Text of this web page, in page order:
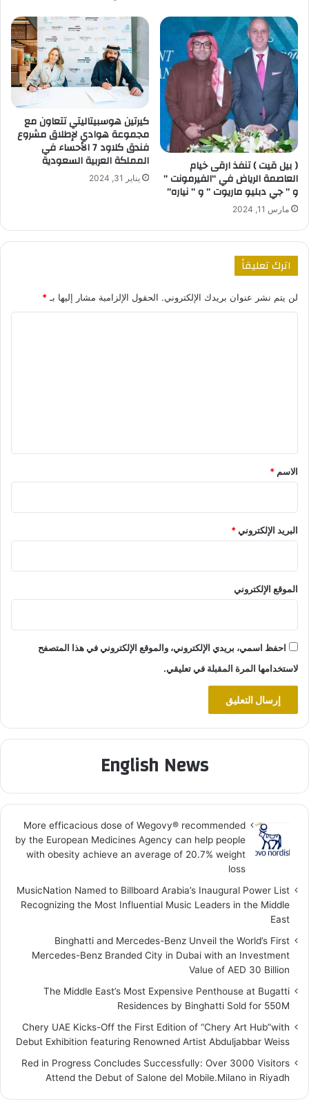
( بيل قيت ) تنفذ ارقى خيام
العاصمة الرياض في “الفيرمونت ”
و ” جي دبليو ماريوت ” و ” نياره”
مارس 11, 2024
كيرتين هوسبيتاليتي تتعاون مع
مجموعة هوادي لإطلاق مشروع
فندق كلاود 7 الأحساء في
المملكة العربية السعودية
يناير 31, 2024
اترك تعليقاً
لن يتم نشر عنوان بريدك الإلكتروني. الحقول الإلزامية مشار إليها بـ*
*
الاسم *
البريد الإلكتروني*
الموقع الإلكتروني
احفظ اسمي، بريدي الإلكتروني، والموقع الإلكتروني في هذا المتصفح
لاستخدامها المرة المقبلة في تعليقي.
English News
More efficacious dose of Wegovy®️ recommended
by the European Medicines Agency can help people
with obesity achieve an average of 20.7% weight
loss
MusicNation Named to Billboard Arabia’s Inaugural Power List
Recognizing the Most Influential Music Leaders in the Middle
East
Binghatti and Mercedes-Benz Unveil the World’s First
Mercedes-Benz Branded City in Dubai with an Investment
Value of AED 30 Billion
The Middle East’s Most Expensive Penthouse at Bugatti
Residences by Binghatti Sold for 550M
Chery UAE Kicks-Off the First Edition of “Chery Art Hub”with
Debut Exhibition featuring Renowned Artist Abduljabbar Weiss
Red in Progress Concludes Successfully: Over 3000 Visitors
Attend the Debut of Salone del Mobile.Milano in Riyadh